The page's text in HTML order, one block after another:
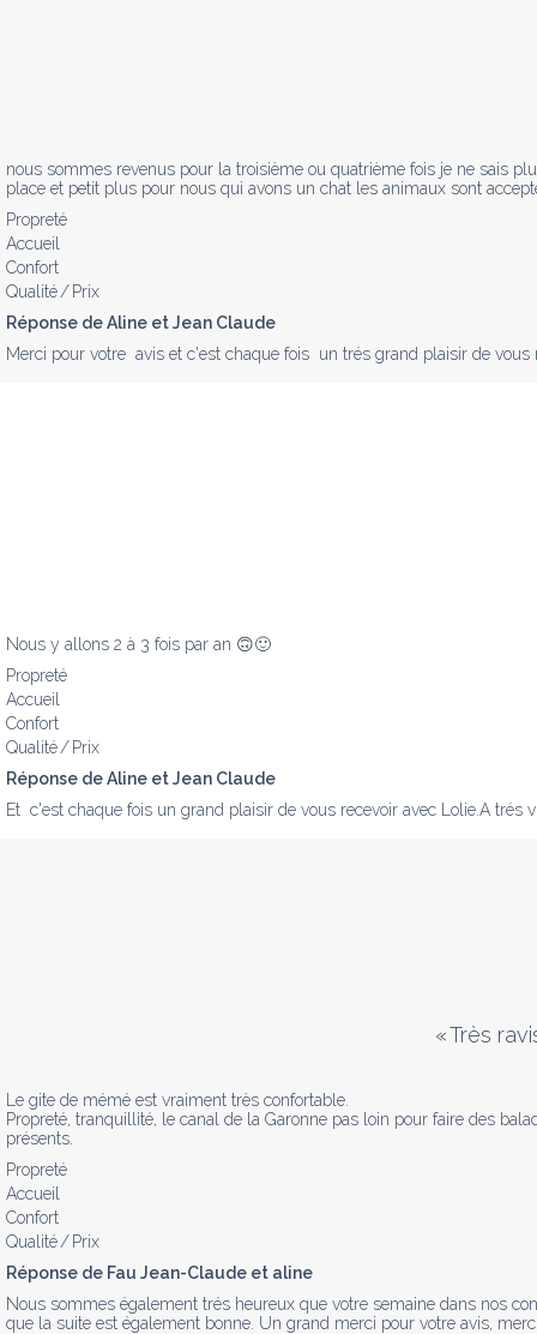
nous sommes revenus pour la troisième ou quatrième fois je ne sais
place et petit plus pour nous qui avons un chat les animaux sont
Propreté
Accueil
Confort
Qualité / Prix
Réponse de Aline et Jean Claude
Merci pour votre  avis et c'est chaque fois  un trés grand plaisir de
Nous y allons 2 à 3 fois par an 🙃🙂
Propreté
Accueil
Confort
Qualité / Prix
Réponse de Aline et Jean Claude
Et  c'est chaque fois un grand plaisir de vous recevoir avec Lolie.A trés
«Très
Le gite de mémé est vraiment très confortable.
Propreté, tranquillité, le canal de la Garonne pas loin pour faire des
présents.
Propreté
Accueil
Confort
Qualité / Prix
Réponse de Fau Jean-Claude et aline
Nous sommes également trés heureux que votre semaine dans nos
que la suite est également bonne. Un grand merci pour votre avis,